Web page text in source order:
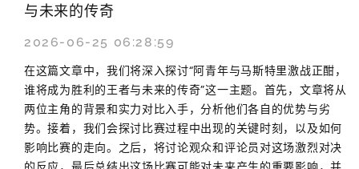
与未来的传奇
2026-06-25 06:28:59
在这篇文章中，我们将深入探讨“阿青年与马斯特里激战正酣，
谁将成为胜利的王者与未来的传奇”这一主题。首先，文章将从
两位主角的背景和实力对比入手，分析他们各自的优势与劣
势。接着，我们会探讨比赛过程中出现的关键时刻，以及如何
影响比赛的走向。之后，将讨论观众和评论员对这场激烈对决